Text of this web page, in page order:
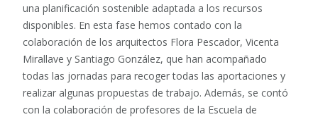
una planificación sostenible adaptada a los recursos
disponibles. En esta fase hemos contado con la
colaboración de los arquitectos Flora Pescador, Vicenta
Mirallave y Santiago González, que han acompañado
todas las jornadas para recoger todas las aportaciones y
realizar algunas propuestas de trabajo. Además, se contó
con la colaboración de profesores de la Escuela de